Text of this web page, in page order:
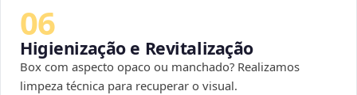
06
Higienização e Revitalização
Box com aspecto opaco ou manchado? Realizamos
limpeza técnica para recuperar o visual.